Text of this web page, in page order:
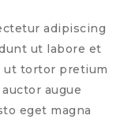
adipiscing
ut labore et
ut tortor pretium
augue
eget magna